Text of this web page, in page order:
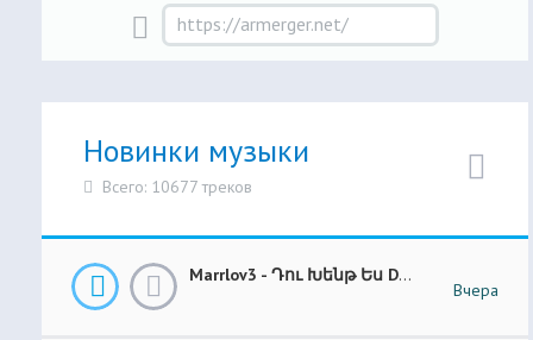
Новинки музыки
Всего: 10677 треков
Marrlov3 - Դու Խենթ Ես Du Khent Es COVER
Вчера